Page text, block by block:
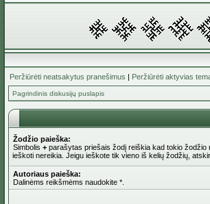
Peržiūrėti neatsakytus pranešimus | Peržiūrėti aktyvias
Pagrindinis diskusijų puslapis
Žodžio paieška:
Simbolis + parašytas priešais žodį reiškia kad tokio žodžio
ieškoti nereikia. Jeigu ieškote tik vieno iš kelių žodžių,
Autoriaus paieška:
Dalinėms reikšmėms naudokite *.